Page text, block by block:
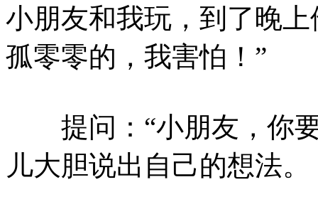
小朋友和我玩，到了晚
孤零零的，我害怕！”
提问：“小朋友，你要
儿大胆说出自己的想法。